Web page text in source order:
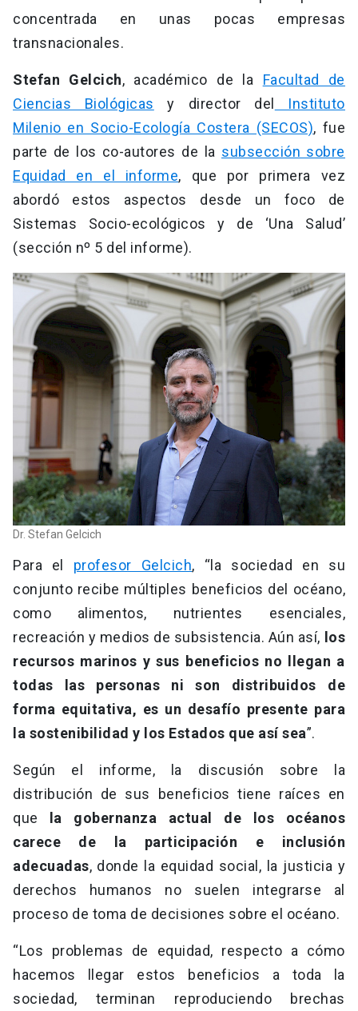
concentrada en unas pocas empresas
transnacionales.
Stefan Gelcich, académico de la Facultad de
Ciencias Biológicas y director del Instituto
Milenio en Socio-Ecología Costera (SECOS), fue
parte de los co-autores de la subsección sobre
Equidad en el informe, que por primera vez
abordó estos aspectos desde un foco de
Sistemas Socio-ecológicos y de ‘Una Salud’
(sección nº 5 del informe).
Dr. Stefan Gelcich
Para el profesor Gelcich, “la sociedad en su
conjunto recibe múltiples beneficios del océano,
como alimentos, nutrientes esenciales,
recreación y medios de subsistencia. Aún así, los
recursos marinos y sus beneficios no llegan a
todas las personas ni son distribuidos de
forma equitativa, es un desafío presente para
la sostenibilidad y los Estados que así sea”.
Según el informe, la discusión sobre la
distribución de sus beneficios tiene raíces en
que
la gobernanza actual de los océanos
carece de la participación e inclusión
adecuadas, donde la equidad social, la justicia y
derechos humanos no suelen integrarse al
proceso de toma de decisiones sobre el océano.
“Los problemas de equidad, respecto a cómo
hacemos llegar estos beneficios a toda la
sociedad, terminan reproduciendo brechas